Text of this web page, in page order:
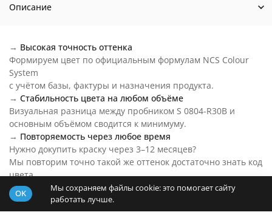
Описание
→ Высокая точность оттенка
Формируем цвет по официальным формулам NCS Colour
System
с учётом базы, фактуры и назначения продукта.
→ Стабильность цвета на любом объёме
Визуальная разница между пробником S 0804-R30B и
основным объёмом сводится к минимуму.
→ Повторяемость через любое время
Нужно докупить краску через 3–12 месяцев?
Мы повторим точно такой же оттенок достаточно знать код
цвета.
→Цвет S 0804-R30B на любой бюджет
Основу пробника подберем под ваш бюджет и задачи.
OK
Мы сохраняем файлы cookie: это помогает сайту
работать лучше.